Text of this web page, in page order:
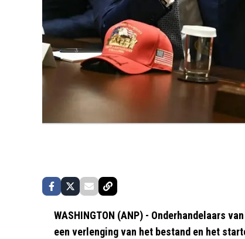
WASHINGTON (ANP) - Onderhandelaars
een verlenging van het bestand en het